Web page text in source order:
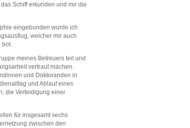
Schiff erkunden und mir die
eingebunden wurde ich
welcher mir auch
meines Betreuers teil und
vertraut machen.
und Doktoranden in
und Ablauf eines
die Verteidigung einer
für insgesamt sechs
zwischen den